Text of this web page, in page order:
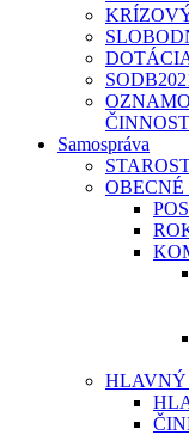
Samospráva
HLAVNÝ